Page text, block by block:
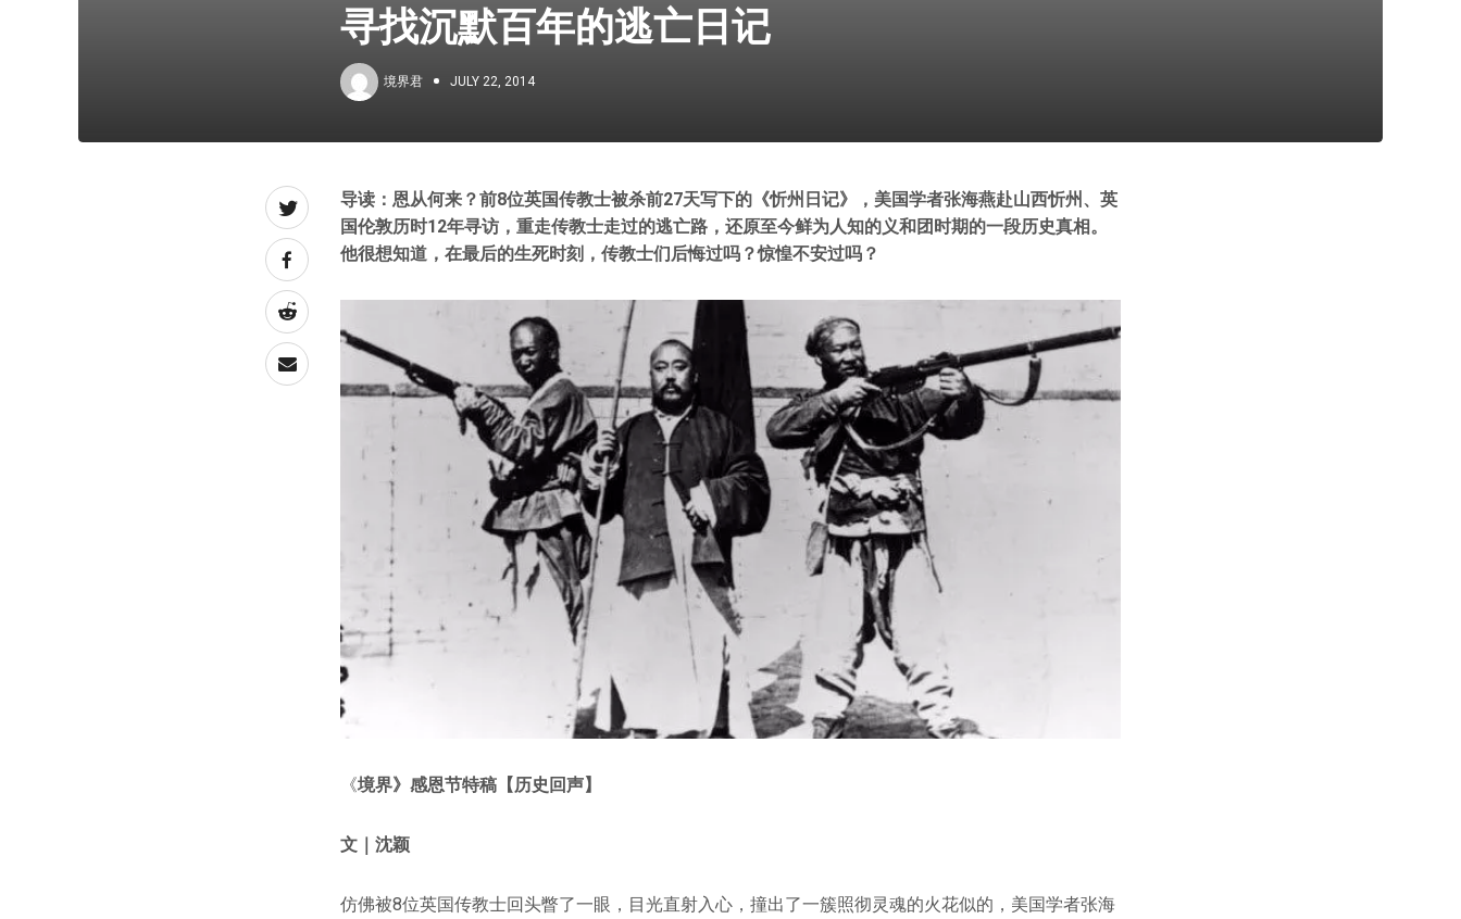
寻找沉默百年的逃亡日记
境界君 JULY 22, 2014
导读：恩从何来？前8位英国传教士被杀前27天写下的《忻州日记》，美国学者张海燕赴山西忻州、英
国伦敦历时12年寻访，重走传教士走过的逃亡路，还原至今鲜为人知的义和团时期的一段历史真相。
他很想知道，在最后的生死时刻，传教士们后悔过吗？惊惶不安过吗？
《境界》感恩节特稿【历史回声】
文｜沈颖
仿佛被8位英国传教士回头瞥了一眼，目光直射入心，撞出了一簇照彻灵魂的火花似的，美国学者张海